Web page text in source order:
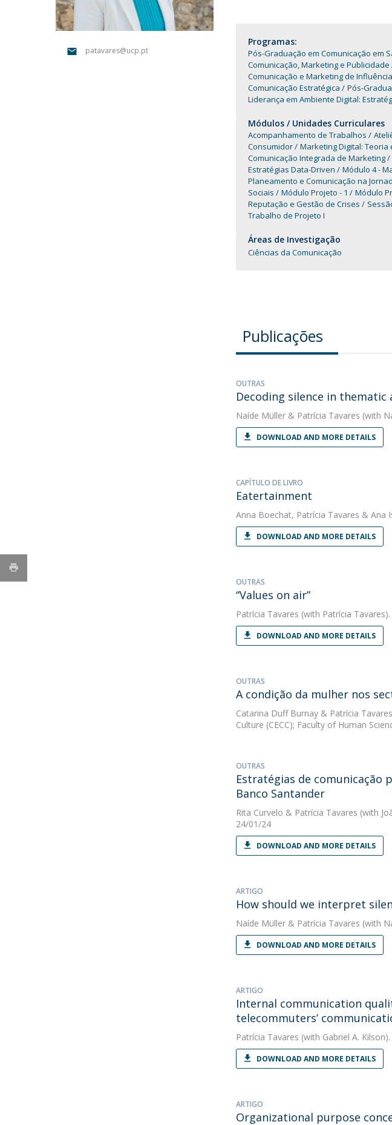
Portuguesa
Católica Research Centre for Psychological, Family and
patavares@ucp.pt
Programas:
Pós-Graduação em Comunicação em
Comunicação, Marketing e Publicidade
Comunicação e Marketing de Influência
Comunicação Estratégica
Pós-
Liderança em Ambiente Digital:
Módulos / Unidades Curriculares
Acompanhamento de Trabalhos
Consumidor
Marketing Digital: Teoria
Comunicação Integrada de Marketing
Estratégias Data-Driven
Módulo 4 -
Planeamento e Comunicação na
Sociais
Módulo Projeto - 1 Módulo
Reputação e Gestão de Crises
Trabalho de Projeto I
Áreas de Investigação
Ciências da Comunicação
Publicações
OUTRAS
Decoding silence in thematic
Naíde Müller& Patrícia Tavares (with
DOWNLOAD AND MORE DETAILS
CAPÍTULO DE LIVRO
Eatertainment
Anna Boechat, Patrícia Tavares & Ana
DOWNLOAD AND MORE DETAILS
OUTRAS
“Values on air”
Patrícia Tavares (with Patrícia
DOWNLOAD AND MORE DETAILS
OUTRAS
A condição da mulher nos
Catarina Duff Burnay& Patrícia Tavares
Culture (CECC); Faculty of Human
OUTRAS
Estratégias de comunicação
Banco Santander
Rita Curvelo & Patrícia Tavares (with
24/01/24
DOWNLOAD AND MORE DETAILS
ARTIGO
How should we interpret
Naíde Müller& Patrícia Tavares (with
DOWNLOAD AND MORE DETAILS
ARTIGO
Internal communication
telecommuters’
Patrícia Tavares (with Gabriel A.
DOWNLOAD AND MORE DETAILS
ARTIGO
Organizational purpose